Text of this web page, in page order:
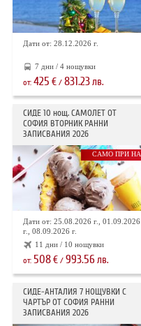
Дати от: 28.12.2026 г.
7 дни / 4 нощувки
от: 425 €/ 831.23лв.
СИДЕ 10 нощ. САМОЛЕТ ОТ
СОФИЯ ВТОРНИК РАННИ
ЗАПИСВАНИЯ 2026
САМО ПРИ
Дати от: 25.08.2026 г., 01.09.2026
г., 08.09.2026 г.
11 дни / 10 нощувки
от: 508€/ 993.56лв.
СИДЕ-АНТАЛИЯ 7 НОЩУВКИ С
ЧАРТЪР OT СОФИЯ РАННИ
ЗАПИСВАНИЯ 2026